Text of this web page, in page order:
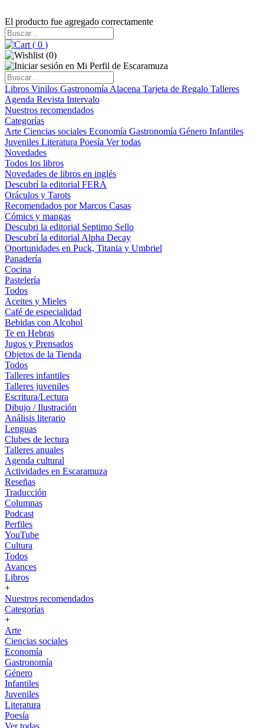
El producto fue agregado correctamente
( 0 )
(0)
Libros Vinilos Gastronomía Alacena Tarjeta de Regalo Talleres
Agenda Revista Intervalo
Nuestros recomendados
Categorías
Arte Ciencias sociales Economía Gastronomía Género Infantiles
Juveniles Literatura Poesía Ver todas
Novedades
Todos los libros
Novedades de libros en inglés
Descubrí la editorial FERA
Oráculos y Tarots
Recomendados por Marcos Casas
Cómics y mangas
Descubri la editorial Septimo Sello
Descubrí la editorial Alpha Decay
Oportunidades en Puck, Titania y Umbriel
Panadería
Cocina
Pastelería
Todos
Aceites y Mieles
Café de especialidad
Bebidas con Alcohol
Te en Hebras
Jugos y Prensados
Objetos de la Tienda
Todos
Talleres infantiles
Talleres juveniles
Escritura/Lectura
Dibujo / Ilustración
Análisis literario
Lenguas
Clubes de lectura
Talleres anuales
Agenda cultural
Actividades en Escaramuza
Reseñas
Traducción
Columnas
Podcast
Perfiles
YouTube
Cultura
Todos
Avances
Libros
+
Nuestros recomendados
Categorías
+
Arte
Ciencias sociales
Economía
Gastronomía
Género
Infantiles
Juveniles
Literatura
Poesía
Ver todas